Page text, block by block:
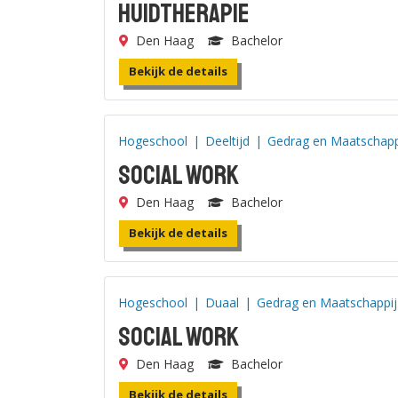
Huidtherapie
Den Haag Bachelor
Bekijk de details
Hogeschool | Deeltijd | Gedrag en
Social Work
Den Haag Bachelor
Bekijk de details
Hogeschool | Duaal | Gedrag en Maatschappij
Social Work
Den Haag Bachelor
Bekijk de details